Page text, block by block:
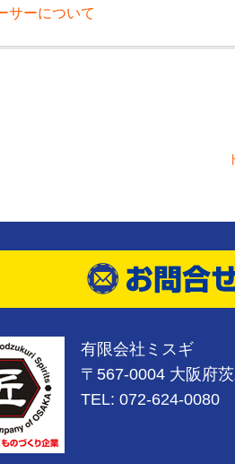
サーについて
有限会社ミスギ
〒567-0004 大阪府
TEL: 072-624-0080